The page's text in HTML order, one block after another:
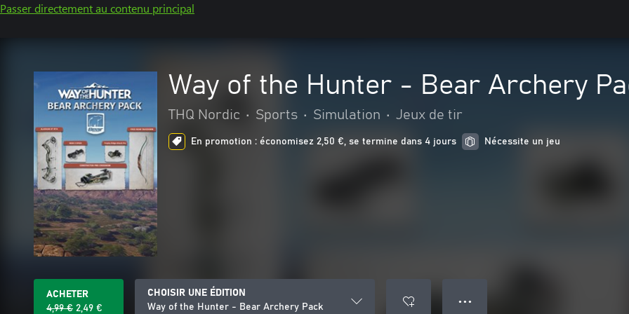
Passer directement au contenu principal
Way of the Hunter - Bear Archery
THQ Nordic • Sports • Simulation • Jeux de tir
En promotion : économisez 2,50 €, se termine dans 4 jours Nécessite un jeu
ACHETER
4,99 € 2,49 €
CHOISIR UNE ÉDITION
Way of the Hunter - Bear Archery Pack
● ● ●